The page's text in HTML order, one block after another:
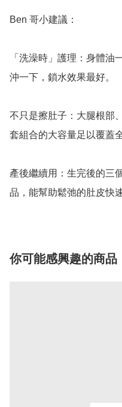
Ben 哥小建議：
「洗澡時」護理：身體油
沖一下，鎖水效果最好。
不只是擦肚子：大腿根部
套組合的大容量足以覆蓋全
產後繼續用：生完後的三
品，能幫助鬆弛的肚皮快
你可能感興趣的商品